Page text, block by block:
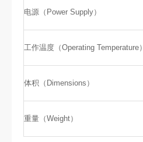
电源（Power Supply）
工作温度（Operating Temperature）
体积（Dimensions）
重量（Weight）